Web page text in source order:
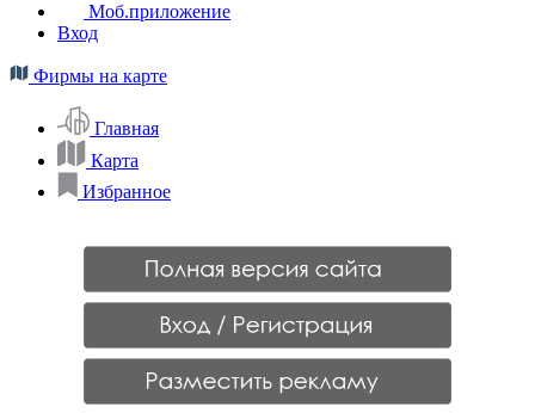
Моб.приложение
Вход
Фирмы на карте
Главная
Карта
Избранное